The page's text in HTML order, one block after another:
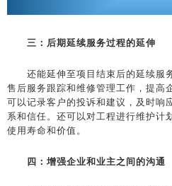
三：后期延续服务过程的延伸
还能延伸至项目结束后的延续服
售后服务跟踪和维修管理工作，提高
可以记录客户的投诉和建议，及时响
系和信任。还可以对工程进行维护计
使用寿命和价值。
四：增强企业和业主之间的沟通